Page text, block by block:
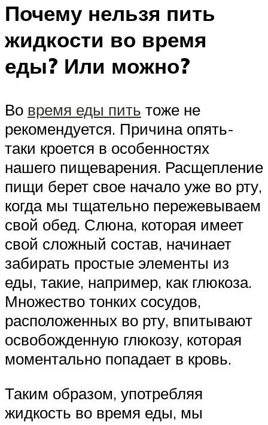
Почему нельзя пить
жидкости во время
еды? Или можно?
Во время еды пить тоже не
рекомендуется. Причина опять-
таки кроется в особенностях
нашего пищеварения. Расщепление
пищи берет свое начало уже во рту,
когда мы тщательно пережевываем
свой обед. Слюна, которая имеет
свой сложный состав, начинает
забирать простые элементы из
еды, такие, например, как глюкоза.
Множество тонких сосудов,
расположенных во рту, впитывают
освобожденную глюкозу, которая
моментально попадает в кровь.
Таким образом, употребляя
жидкость во время еды, мы